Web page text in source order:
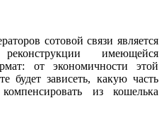
сотовой связи является
имеющейся
от экономичности этой
будет зависеть, какую часть
из кошелька